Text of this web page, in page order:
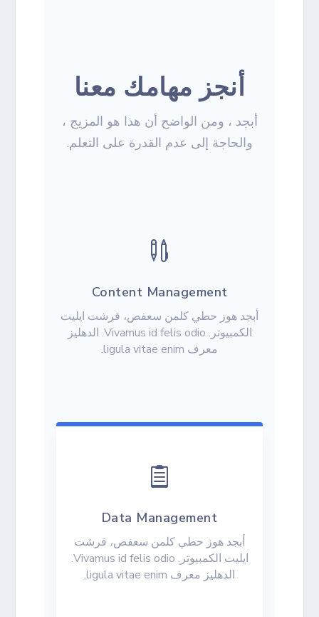
أنجز مهامك معنا
أبجد ، ومن الواضح أن هذا هو المزيج ،
والحاجة إلى عدم القدرة على التعلم.

Content Management
أبجد هوز حطي كلمن سعفص، قرشت ايليت
الكمبيوتر. Vivamus id felis odio. الدهليز
معرف ligula vitae enim.

Data Management
أبجد هوز حطي كلمن سعفص، قرشت
ايليت الكمبيوتر. Vivamus id felis odio.
الدهليز معرف ligula vitae enim.